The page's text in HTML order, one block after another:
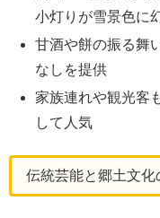
小灯りが雪景色に
甘酒や餅の振る舞
なしを提供
家族連れや観光客
して人気
伝統芸能と郷土文化